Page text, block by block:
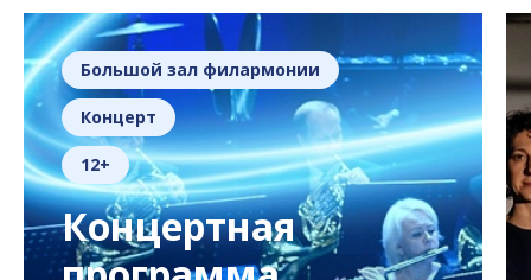
Большой зал филармонии
Концерт
12+
Концертная